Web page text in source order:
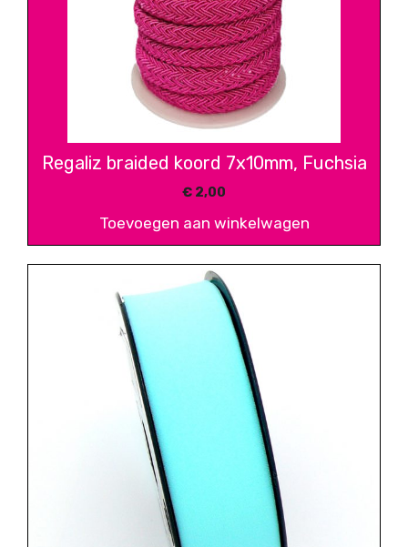
Regaliz braided koord 7x10mm, Fuchsia
€ 2,00
Toevoegen aan winkelwagen